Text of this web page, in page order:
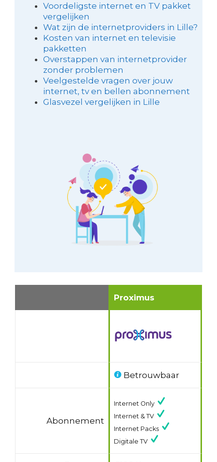
Voordeligste internet en TV pakket
vergelijken
Wat zijn de internetproviders in Lille?
Kosten van internet en televisie
pakketten
Overstappen van internetprovider
zonder problemen
Veelgestelde vragen over jouw
internet, tv en bellen abonnement
Glasvezel vergelijken in Lille
Proximus
Betrouwbaar
Abonnement
Internet Only
Internet & TV
Internet Packs
Digitale TV